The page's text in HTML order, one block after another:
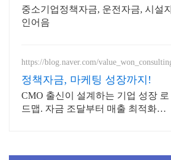
중소기업정책자금, 운전자금, 시설
인어음
https://blog.naver.com/
정책자금, 마케팅 성장까지!
CMO 출신이 설계하는 기업 성장 로
드맵. 자금 조달부터 매출 최적화까